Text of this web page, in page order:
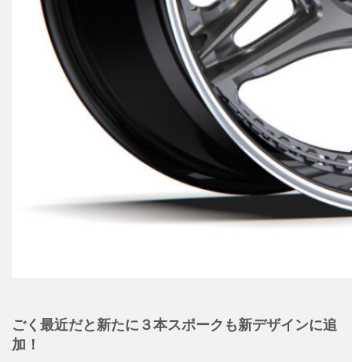
ごく最近だと新たに３本スポークも新デザインに追
加！